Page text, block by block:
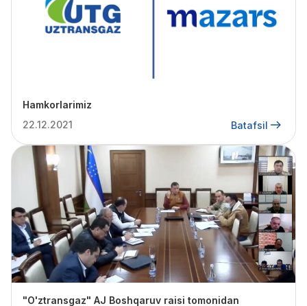
Hamkorlarimiz
22.12.2021
Batafsil
"O'ztransgaz" AJ Boshqaruv raisi tomonidan